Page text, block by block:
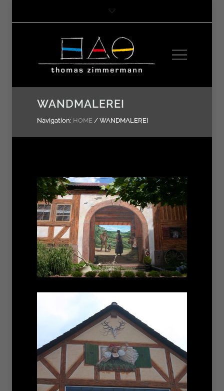
WANDMALEREI
Navigation: HOME / WANDMALEREI